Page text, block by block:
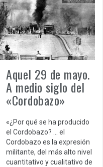
Aquel 29 de mayo.
A medio siglo del
«Cordobazo»
«¿Por qué se ha producido
el Cordobazo? … el
Cordobazo es la expresión
militante, del más alto nivel
cuantitativo y cualitativo de